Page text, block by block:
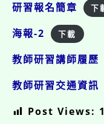
研習報名簡章
下
海報-2 下載
教師研習講師履歷
教師研習交通資訊
Post Views: